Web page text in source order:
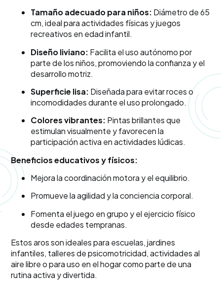
Tamaño adecuado para niños: Diámetro de 65
cm, ideal para actividades físicas y juegos
recreativos en edad infantil.
Diseño liviano: Facilita el uso autónomo por
parte de los niños, promoviendo la confianza y el
desarrollo motriz.
Superficie lisa: Diseñada para evitar roces o
incomodidades durante el uso prolongado.
Colores vibrantes: Pintas brillantes que
estimulan visualmente y favorecen la
participación activa en actividades lúdicas.
Beneficios educativos y físicos:
Mejora la coordinación motora y el equilibrio.
Promueve la agilidad y la conciencia corporal.
Fomenta el juego en grupo y el ejercicio físico
desde edades tempranas.
Estos aros son ideales para escuelas, jardines
infantiles, talleres de psicomotricidad, actividades al
aire libre o para uso en el hogar como parte de una
rutina activa y divertida.